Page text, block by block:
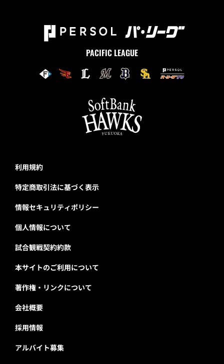
PACIFIC LEAGUE
利用規約
特定商取引法に基づく表示
情報セキュリティポリシー
個人情報について
試合観戦契約約款
本サイトのご利用について
著作権・リンクについて
会社概要
採用情報
アルバイト募集